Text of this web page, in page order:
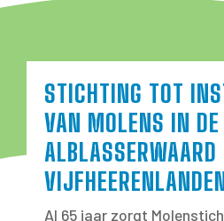
STICHTING TOT
VAN MOLENS IN DE
Al 65 jaar zorgt